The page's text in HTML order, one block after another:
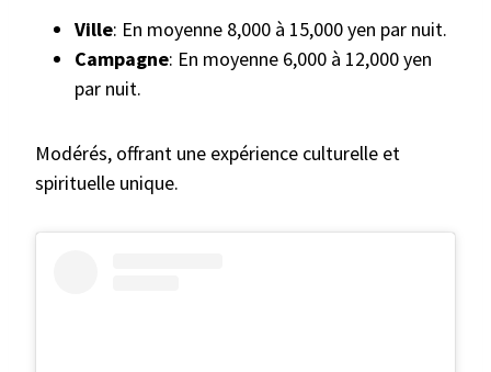
Ville: En moyenne 8,000 à 15,000 yen par nuit.
Campagne: En moyenne 6,000 à 12,000 yen
par nuit.
Modérés, offrant une expérience culturelle et
spirituelle unique.